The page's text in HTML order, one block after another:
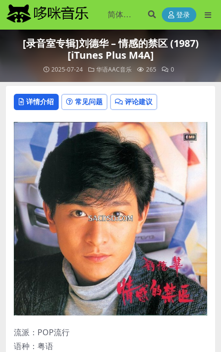
登录
[录音室专辑]刘德华 – 情感的禁区 (1987)
[iTunes Plus M4A]
2025-07-24 华语AAC音乐 265 0
详情介绍 常见问题 评论建议
流派：POP流行
语种：粤语